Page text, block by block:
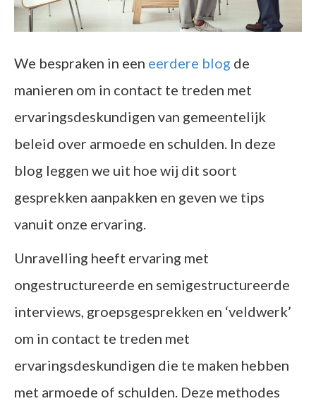
We bespraken in een eerdere blog de
manieren om in contact te treden met
ervaringsdeskundigen van gemeentelijk
beleid over armoede en schulden. In deze
blog leggen we uit hoe wij dit soort
gesprekken aanpakken en geven we tips
vanuit onze ervaring.
Unravelling heeft ervaring met
ongestructureerde en semigestructureerde
interviews, groepsgesprekken en ‘veldwerk’
om in contact te treden met
ervaringsdeskundigen die te maken hebben
met armoede of schulden. Deze methodes